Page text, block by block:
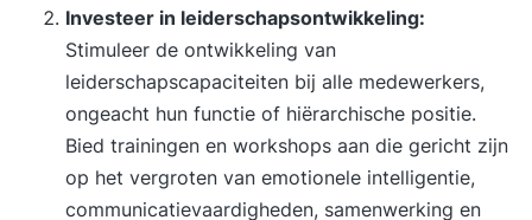
Investeer in leiderschapsontwikkeling:
Stimuleer de ontwikkeling van
leiderschapscapaciteiten bij alle medewerkers,
ongeacht hun functie of hiërarchische positie.
Bied trainingen en workshops aan die gericht zijn
op het vergroten van emotionele intelligentie,
communicatievaardigheden, samenwerking en